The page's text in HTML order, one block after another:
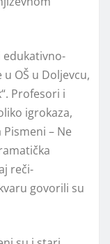
edukativno-
OŠ u Doljevcu,
Profesori i
igrokaza,
– Ne
reči-
govorili su